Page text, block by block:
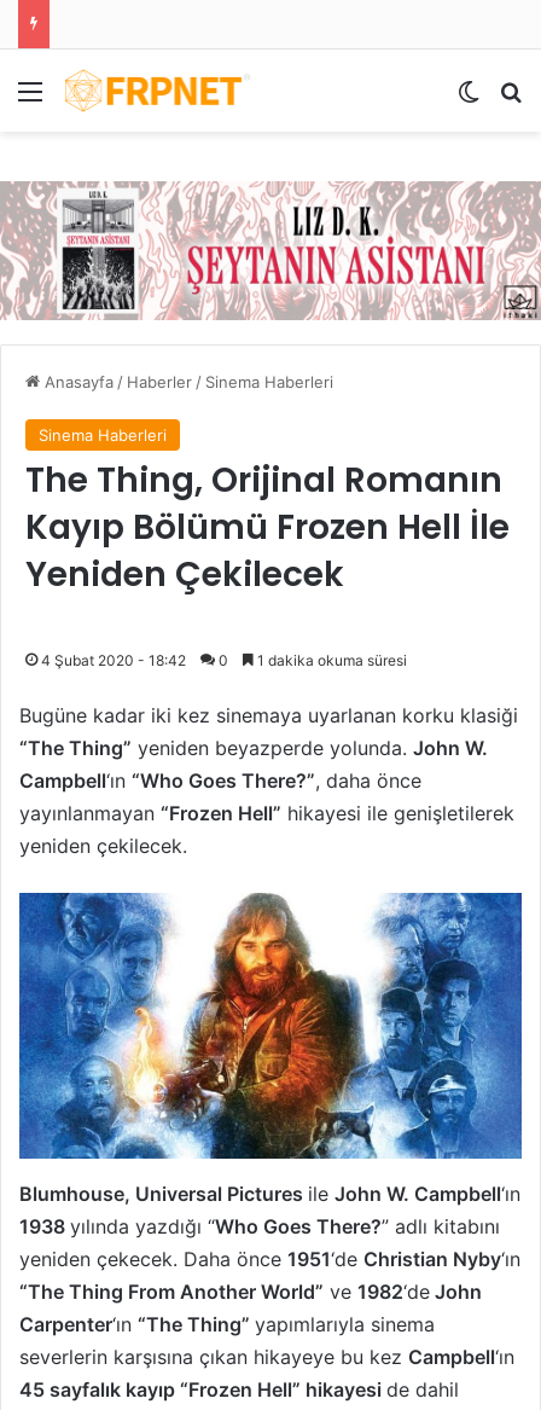
Menü Dış
Anasayfa/ Haberler/ Sinema Haberleri
Sinema Haberleri
The Thing, Orijinal Romanın
Kayıp Bölümü Frozen Hell İle
Yeniden Çekilecek
4 Şubat 2020 - 18:42 0 1 dakika okuma süresi
Bugüne kadar iki kez sinemaya uyarlanan korku klasiği
“The Thing” yeniden beyazperde yolunda. John W.
Campbell‘ın “Who Goes There?”, daha önce
yayınlanmayan “Frozen Hell” hikayesi ile genişletilerek
yeniden çekilecek.
Blumhouse, Universal Pictures ile John W. Campbell‘ın
1938 yılında yazdığı “Who Goes There?” adlı kitabını
yeniden çekecek. Daha önce 1951‘de Christian Nyby‘ın
“The Thing From Another World” ve 1982‘de John
Carpenter‘ın “The Thing” yapımlarıyla sinema
severlerin karşısına çıkan hikayeye bu kez Campbell‘ın
45 sayfalık kayıp “Frozen Hell” hikayesi de dahil